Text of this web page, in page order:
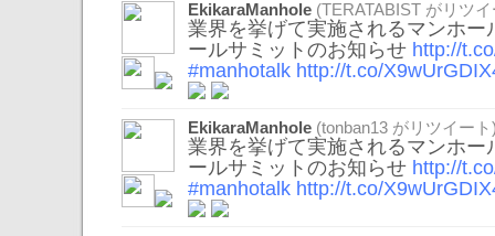
EkikaraManhole (TERATABIST がリツ
業界を挙げて実施されるマンホー
ールサミットのお知らせ http://
#manhotalk http://t.co/
EkikaraManhole (tonban13 がリツイート
業界を挙げて実施されるマンホー
ールサミットのお知らせ http://
#manhotalk http://t.co/